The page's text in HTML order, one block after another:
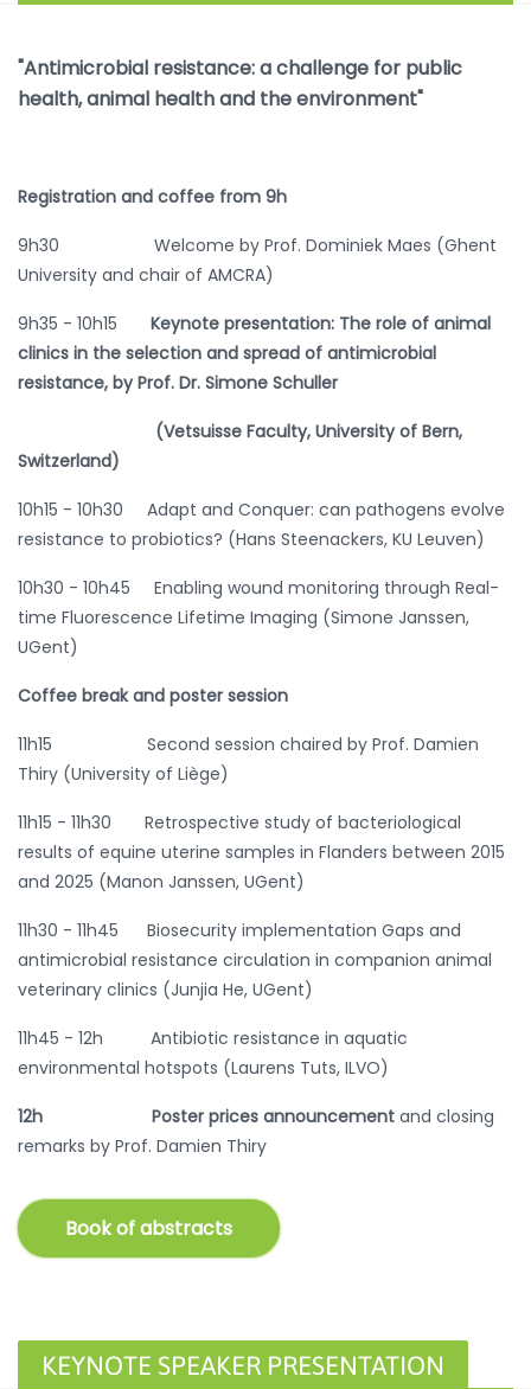
Studiedag over
antibioticumgebruik en -
resistentie
"Antimicrobial resistance: a challenge for public
health, animal health and the environment"
Registration and coffee from 9h
9h30 Welcome by Prof. Dominiek Maes (Ghent
University and chair of AMCRA)
9h35 - 10h15 Keynote presentation: The role of animal
clinics in the selection and spread of antimicrobial
resistance, by Prof. Dr. Simone Schuller
(Vetsuisse Faculty, University of Bern,
Switzerland)
10h15 - 10h30 Adapt and Conquer: can pathogens evolve
resistance to probiotics? (Hans Steenackers, KU Leuven)
10h30 - 10h45 Enabling wound monitoring through Real-
time Fluorescence Lifetime Imaging (Simone Janssen,
UGent)
Coffee break and poster session
11h15 Second session chaired by Prof. Damien
Thiry (University of Liège)
11h15 - 11h30 Retrospective study of bacteriological
results of equine uterine samples in Flanders between 2015
and 2025 (Manon Janssen, UGent)
11h30 - 11h45 Biosecurity implementation Gaps and
antimicrobial resistance circulation in companion animal
veterinary clinics (Junjia He, UGent)
11h45 - 12h
Antibiotic resistance in aquatic
environmental hotspots (Laurens Tuts, ILVO)
12h Poster prices announcement and closing
remarks by Prof. Damien Thiry
Book of abstracts
KEYNOTE SPEAKER PRESENTATION